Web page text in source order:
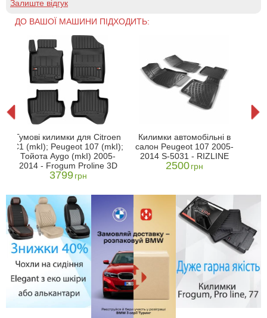
Залиште відгук
ДО ВАШОЇ МАШИНИ ПІДХОДИТЬ:
Гумові килимки для Citroen
C1 (mkI); Peugeot 107 (mkI);
Тойота Aygo (mkI) 2005-
2014 - Frogum Proline 3D
3799 грн
Килимки автомобільні в
салон Peugeot 107 2005-
2014 S-5031 - RIZLINE
2500 грн